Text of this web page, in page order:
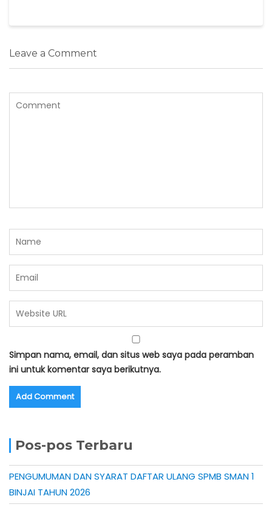
Leave a Comment
Simpan nama, email, dan situs web saya pada peramban
ini untuk komentar saya berikutnya.
Pos-pos Terbaru
PENGUMUMAN DAN SYARAT DAFTAR ULANG SPMB SMAN 1
BINJAI TAHUN 2026